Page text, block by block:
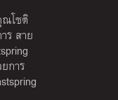
ณโชติ
ร สาย
การ